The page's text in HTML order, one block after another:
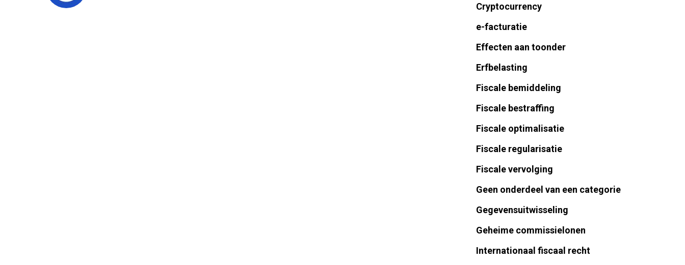
Cryptocurrency
e-facturatie
Effecten aan toonder
Erfbelasting
Fiscale bemiddeling
Fiscale bestraffing
Fiscale optimalisatie
Fiscale regularisatie
Fiscale vervolging
Geen onderdeel van een categorie
Gegevensuitwisseling
Geheime commissielonen
Internationaal fiscaal recht